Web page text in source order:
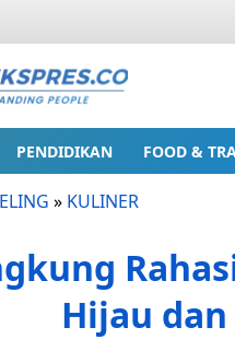
PENDIDIKAN FOOD &
» KULINER
Hijau dan